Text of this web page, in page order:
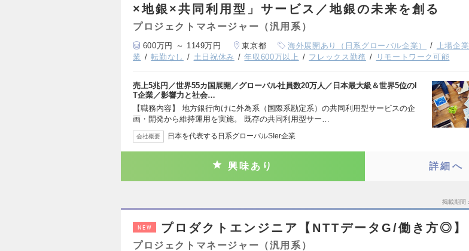
×地銀×共同利用型」サービス／地銀の未来を創る
プロジェクトマネージャー（汎用系）
600万円 ～ 1149万円 東京都 海外展開あり（日系グローバル企業） 上場企業
業
転勤なし 土日祝休み 年収600万以上 フレックス勤務 リモートワーク可能
売上5兆円／世界55カ国展開／グローバル社員数20万人／日本最大級＆世界5位のI
T企業／影響力と社会…
【職務内容】 地方銀行向けに外為系（国際系勘定系）の共同利用型サービスの企
画・開発から維持運用を実施。 既存の共同利用型サー…
会社概要 日本を代表する日系グローバルSIer企業
興味あり 詳細へ
掲載期間
NEW プロダクトエンジニア【NTTデータG/働き方◎】
プロジェクトマネージャー（汎用系）